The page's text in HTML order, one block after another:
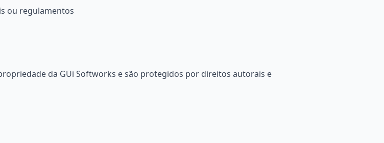
ou regulamentos
da GUi Softworks e são protegidos por direitos autorais e